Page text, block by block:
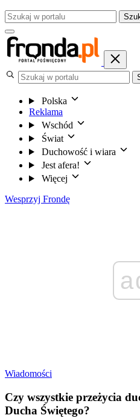
Polska
Reklama
Wschód
Świat
Duchowość i wiara
Jest afera!
Więcej
Wesprzyj Frondę
Wiadomości
Czy wszystkie przeżycia
Ducha Świętego?